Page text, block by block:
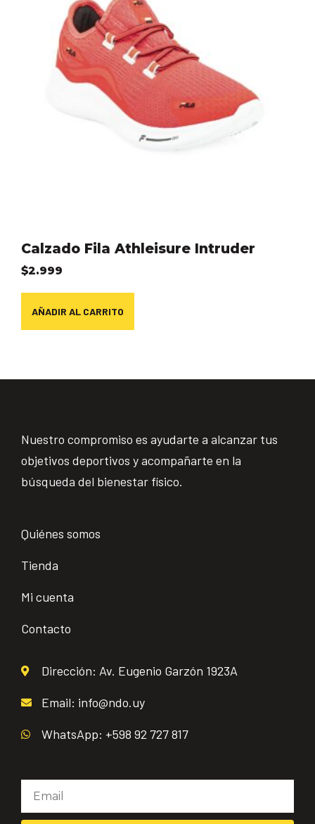
Calzado Fila Athleisure Intruder
$2.999
AÑADIR AL CARRITO
Nuestro compromiso es ayudarte a alcanzar tus
objetivos deportivos y acompañarte en la
búsqueda del bienestar físico.
Quiénes somos
Tienda
Mi cuenta
Contacto
Dirección: Av. Eugenio Garzón 1923A
Email: info@ndo.uy
WhatsApp: +598 92 727 817